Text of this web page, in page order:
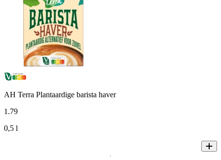
AH Terra Plantaardige barista haver
1 .79
0,5 l